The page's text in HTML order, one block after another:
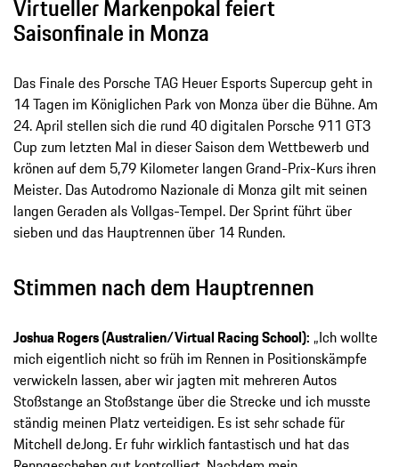
Virtueller Markenpokal feiert
Saisonfinale in Monza
Das Finale des Porsche TAG Heuer Esports Supercup geht in
14 Tagen im Königlichen Park von Monza über die Bühne. Am
24. April stellen sich die rund 40 digitalen Porsche 911 GT3
Cup zum letzten Mal in dieser Saison dem Wettbewerb und
krönen auf dem 5,79 Kilometer langen Grand-Prix-Kurs ihren
Meister. Das Autodromo Nazionale di Monza gilt mit seinen
langen Geraden als Vollgas-Tempel. Der Sprint führt über
sieben und das Hauptrennen über 14 Runden.
Stimmen nach dem Hauptrennen
Joshua Rogers (Australien/Virtual Racing School): „Ich wollte
mich eigentlich nicht so früh im Rennen in Positionskämpfe
verwickeln lassen, aber wir jagten mit mehreren Autos
Stoßstange an Stoßstange über die Strecke und ich musste
ständig meinen Platz verteidigen. Es ist sehr schade für
Mitchell deJong. Er fuhr wirklich fantastisch und hat das